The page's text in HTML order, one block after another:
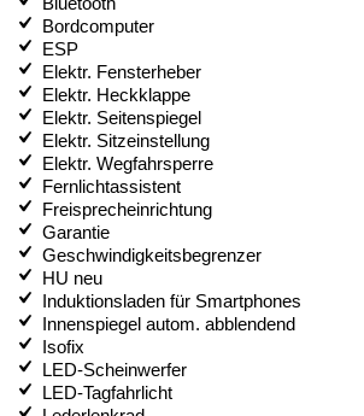
Bordcomputer
ESP
Elektr. Fensterheber
Elektr. Heckklappe
Elektr. Seitenspiegel
Elektr. Sitzeinstellung
Elektr. Wegfahrsperre
Fernlichtassistent
Freisprecheinrichtung
Garantie
Geschwindigkeitsbegrenzer
HU neu
Induktionsladen für Smartphones
Innenspiegel autom. abblendend
Isofix
LED-Scheinwerfer
LED-Tagfahrlicht